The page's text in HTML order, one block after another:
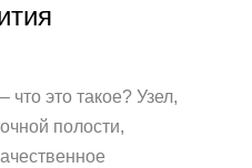
это такое? Узел,
полости,